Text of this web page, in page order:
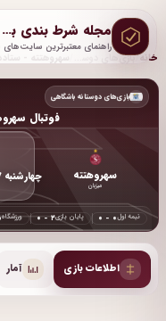
مجله شرط بندی بت لحظه
خانه/
بازی‌های دوستانه باشگاهی
فوتبال
سهروهتته
میزبان
چهارشنبه ۱۷ تیر ۱۴۰۵
نیمه اول۰ - ۰ پایان بازی۰ - ۲ ورزشگاه
اطلاعات بازی آمار